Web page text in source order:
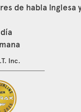
de habla inglesa
Inc.